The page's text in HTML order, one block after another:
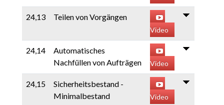
24,13 Teilen von Vorgängen
Video
24,14
Automatisches
Nachfüllen von Aufträgen
Video
24,15
Sicherheitsbestand -
Minimalbestand
Video